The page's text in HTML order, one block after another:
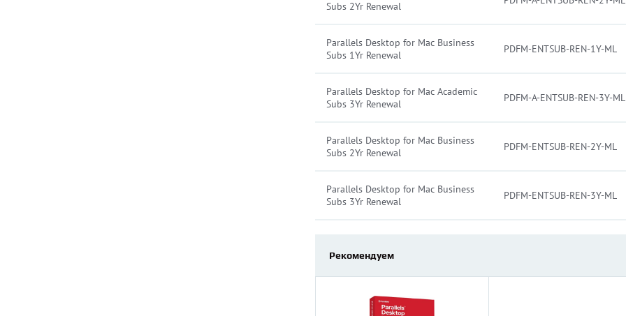
Subs 2Yr Renewal
Parallels Desktop for Mac Business
Subs 1Yr Renewal
PDFM-ENTSUB-REN-1Y-ML
Parallels Desktop for Mac Academic
Subs 3Yr Renewal
PDFM-A-ENTSUB-REN-3Y-ML
Parallels Desktop for Mac Business
Subs 2Yr Renewal
PDFM-ENTSUB-REN-2Y-ML
Parallels Desktop for Mac Business
Subs 3Yr Renewal
PDFM-ENTSUB-REN-3Y-ML
Рекомендуем